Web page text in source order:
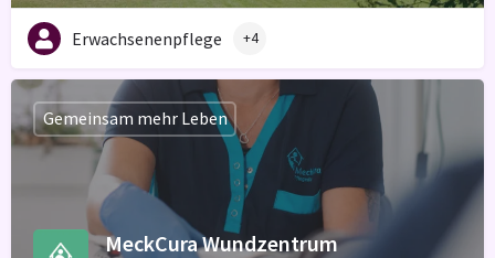
Erwachsenenpflege +4
MeckCura Wundzentrum
Gemeinsam mehr Leben